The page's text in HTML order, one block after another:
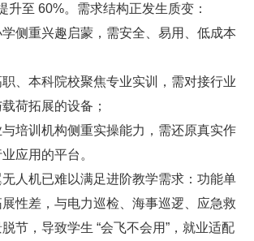
升至 60%。需求结构正发生质变：
学侧重兴趣启蒙，需安全、易用、低成本
职、本科院校聚焦专业实训，需对接行业
荷拓展的设备；
培训机构侧重实操能力，需还原真实作
应用的平台。
人机已难以满足进阶教学需求：功能单
性差，与电力巡检、海事巡逻、应急救
节，导致学生 “会飞不会用”，就业适配